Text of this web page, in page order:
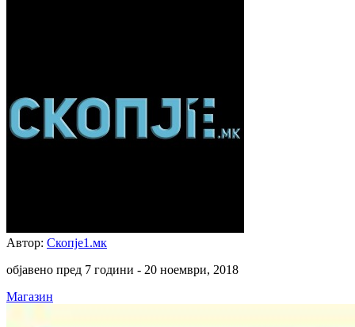
Автор: Скопје1.мк
објавено пред 7 години - 20 ноември, 2018
Магазин